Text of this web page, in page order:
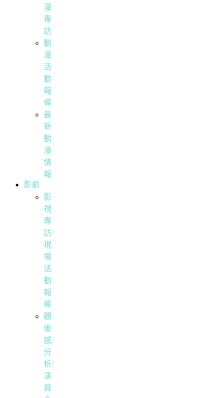
漫
專
訪
動
漫
活
動
報
導
最
新
動
漫
情
報
影劇
影
視
專
訪/
現
場
活
動
報
導
觀
後
感/
分
析/
演
員